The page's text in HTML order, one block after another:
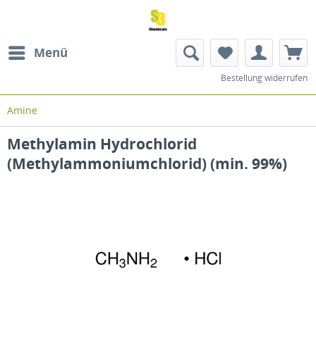
Menü
Bestellung widerrufen
Amine
Methylamin Hydrochlorid
(Methylammoniumchlorid) (min. 99%)